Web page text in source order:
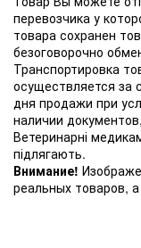
перевозчика у
товара сохранен
безоговорочно
Транспортировка
осуществляется за
дня продажи при
наличии
Ветеринарні
підлягають.
Внимание!
реальных товаров,